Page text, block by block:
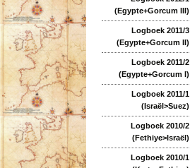
(Egypte+Gorcum III)
Logboek 2011/3
(Egypte+Gorcum II)
Logboek 2011/2
(Egypte+Gorcum I)
Logboek 2011/1
(Israël>Suez)
Logboek 2010/2
(Fethiye>Israël)
Logboek 2010/1